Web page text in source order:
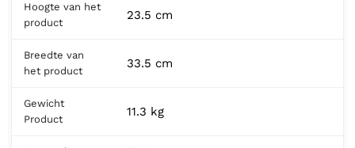
Hoogte van het
product
23.5 cm
Breedte van
het product
33.5 cm
Gewicht
Product
11.3 kg